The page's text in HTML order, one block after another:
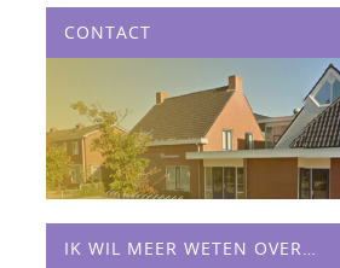
CONTACT
IK WIL MEER WETEN OVER…